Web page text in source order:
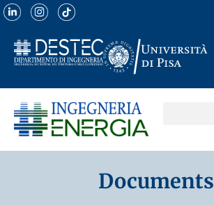
Documents